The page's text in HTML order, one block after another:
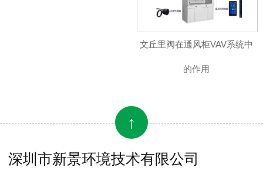
文丘里阀在通风柜VAV系统中
的作用
↑
深圳市新景环境技术有限公司